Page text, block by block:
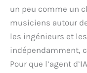
un peu comme un
musiciens autour
les ingénieurs et
indépendamment,
Pour que l’agent